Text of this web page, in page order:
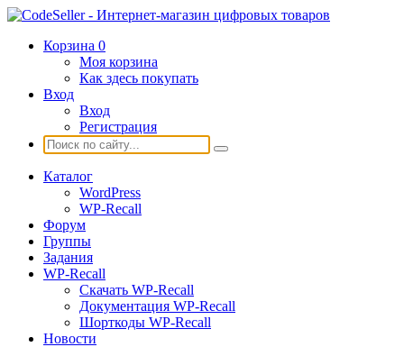
Корзина 0
Моя корзина
Как здесь покупать
Вход
Вход
Регистрация
Каталог
WordPress
WP-Recall
Форум
Группы
Задания
WP-Recall
Скачать WP-Recall
Документация WP-Recall
Шорткоды WP-Recall
Новости